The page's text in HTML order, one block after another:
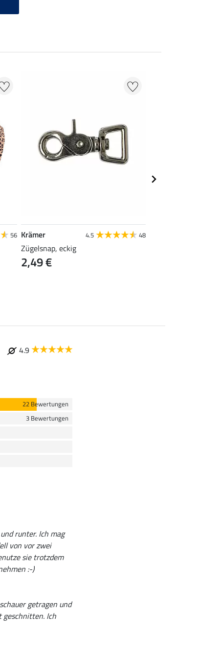
56 Krämer 4.5 48
Zügelsnap, eckig
2,49 €
4.9
22 Bewertungen
3 Bewertungen
runter. Ich mag
von vor zwei
sie trotzdem
:-)
getragen und
geschnitten. Ich